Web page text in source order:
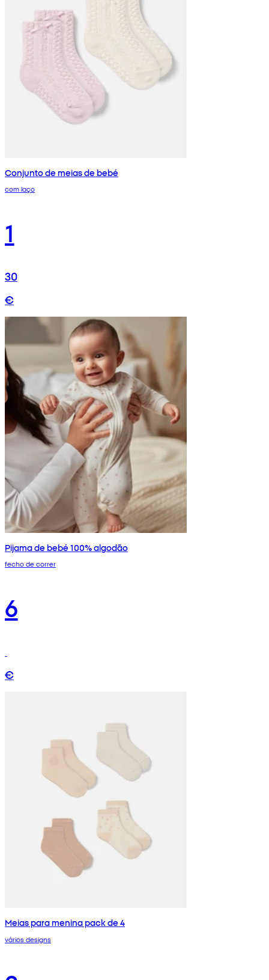
Conjunto de meias de bebé
com laço
1
30
€
Pijama de bebé 100% algodão
fecho de correr
6
€
Meias para menina pack de 4
vários designs